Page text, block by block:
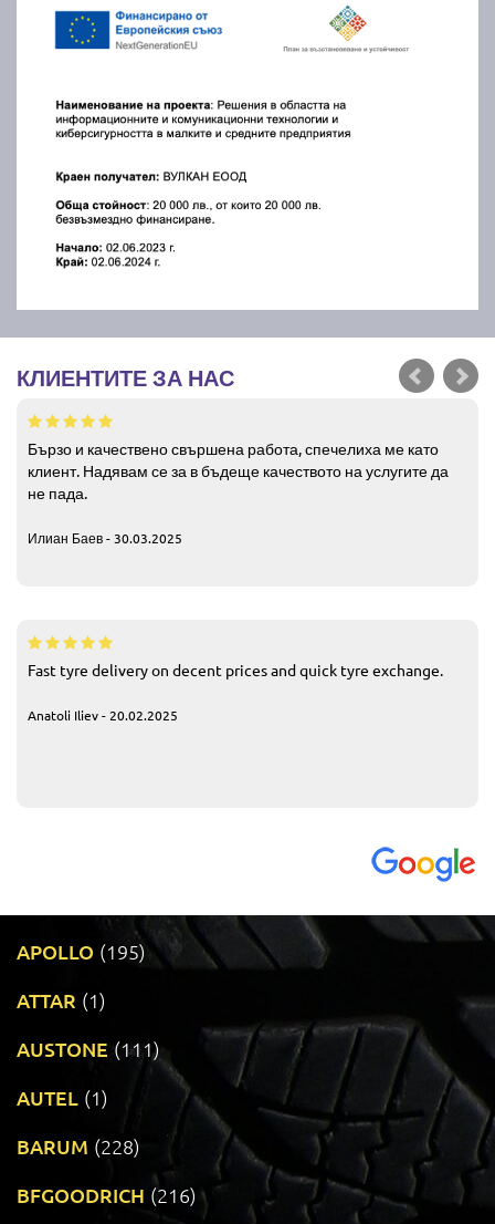
КЛИЕНТИТЕ ЗА НАС
Бързо и качествено свършена работа, спечелиха ме като
клиент. Надявам се за в бъдеще качеството на услугите да
не пада.
Илиан Баев - 30.03.2025
Fast tyre delivery on decent prices and quick tyre exchange.
Anatoli Iliev - 20.02.2025
APOLLO (195)
ATTAR (1)
AUSTONE (111)
AUTEL (1)
BARUM (228)
BFGOODRICH (216)